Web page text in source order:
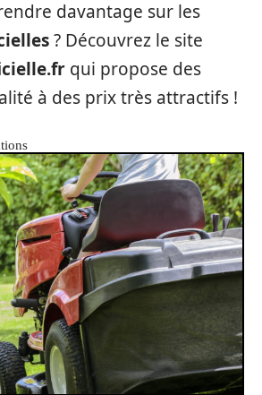
davantage sur les
? Découvrez le site
qui propose des
à des prix très attractifs !